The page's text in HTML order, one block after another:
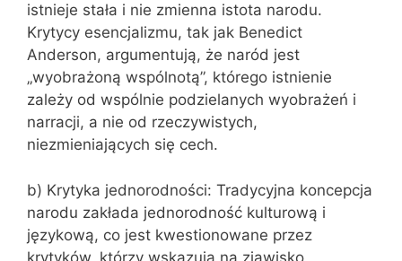
istnieje stała i nie zmienna istota narodu.
Krytycy esencjalizmu, tak jak Benedict
Anderson, argumentują, że naród jest
„wyobrażoną wspólnotą”, którego istnienie
zależy od wspólnie podzielanych wyobrażeń i
narracji, a nie od rzeczywistych,
niezmieniających się cech.
b) Krytyka jednorodności: Tradycyjna koncepcja
narodu zakłada jednorodność kulturową i
językową, co jest kwestionowane przez
krytyków, którzy wskazują na zjawisko